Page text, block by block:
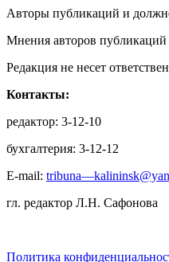
Авторы публикаций и
Мнения авторов публикаций
Редакция не несет
Контакты:
редактор: 3-12-10
бухгалтерия: 3-12-12
E-mail:
гл. редактор Л.Н. Сафонова
Политика